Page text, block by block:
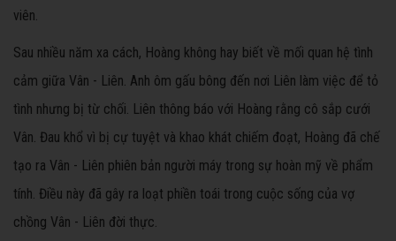
viên.
Sau nhiều năm xa cách, Hoàng không hay biết về mối quan hệ tình
cảm giữa Vân - Liên. Anh ôm gấu bông đến nơi Liên làm việc để tỏ
tình nhưng bị từ chối. Liên thông báo với Hoàng rằng cô sắp cưới
Vân. Đau khổ vì bị cự tuyệt và khao khát chiếm đoạt, Hoàng đã chế
tạo ra Vân - Liên phiên bản người máy trong sự hoàn mỹ về phẩm
tính. Điều này đã gây ra loạt phiền toái trong cuộc sống của vợ
chồng Vân - Liên đời thực.